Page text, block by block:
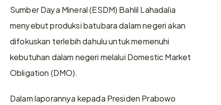
Sumber Daya Mineral (ESDM) Bahlil Lahadalia
menyebut produksi batubara dalam negeri akan
difokuskan terlebih dahulu untuk memenuhi
kebutuhan dalam negeri melalui Domestic Market
Obligation (DMO).
Dalam laporannya kepada Presiden Prabowo